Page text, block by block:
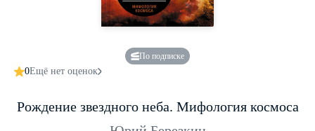
По подписке
0Ещё нет оценок
Рождение звездного неба. Мифология космоса